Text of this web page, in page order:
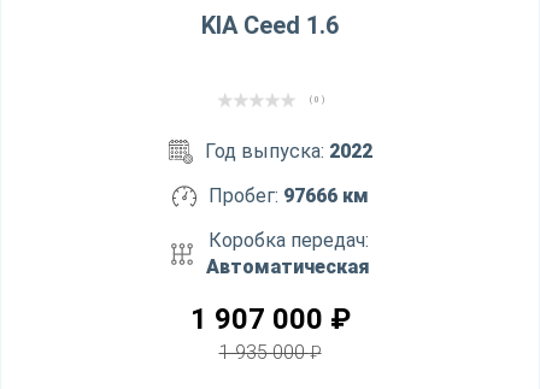
KIA Ceed 1.6
( 0 )
Год выпуска: 2022
Пробег: 97666 км
Коробка передач:
Автоматическая
1 907 000 ₽
1 935 000₽